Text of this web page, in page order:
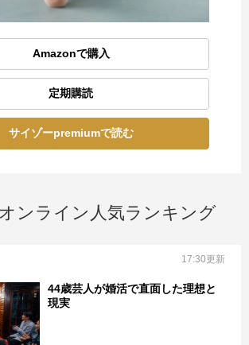
Amazonで購入
定期購読
サイゾーpremiumで読む
ンライン人気ランキング
17:30更新
44歳芸人が婚活で直面した理想と
現実